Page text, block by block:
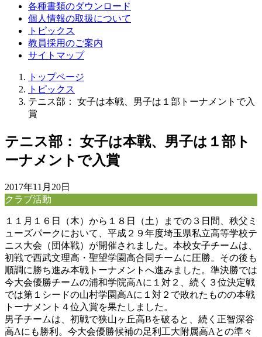
各種書類のダウンロード
個人情報の取扱について
トピックス
教員採用のご案内
サイトマップ
トップページ
トピックス
テニス部： 女子は本戦、男子は１部トーナメントで入
賞
テニス部： 女子は本戦、男子は１部ト
ーナメントで入賞
2017年11月20日
クラブ活動
１１月１６日（木）から１８日（土）までの３日間、秩父ミ
ューズパークにおいて、平成２９年度埼玉県私立高等学校テ
ニス大会（団体戦）が開催されました。本校女子チームは、
初戦で西武文理高・聖望学園高合同チームに圧勝。その後も
順調に勝ち進み本戦トーナメントへ進みました。準決勝では
今大会優勝チームの浦和学院高Aに１対２、続く３位決定戦
では第１シードの山村学園高Aに１対２で敗れたものの本戦
トーナメント４位入賞を果たしました。
男子チームは、初戦で狭山ヶ丘高Bを破ると、続く正智深谷
高Aにも勝利。今大会優勝候補の足利工大附属高Aとの準々